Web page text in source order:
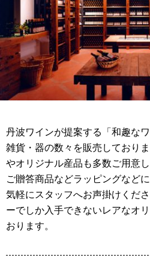
丹波ワインが提案する「和趣な
雑貨・器の数々を販売しており
やオリジナル産品も多数ご用意
ご贈答商品などラッピングなど
気軽にスタッフへお声掛けくだ
ーでしか入手できないレアなオ
おります。